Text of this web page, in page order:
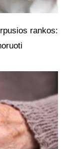
rankos: